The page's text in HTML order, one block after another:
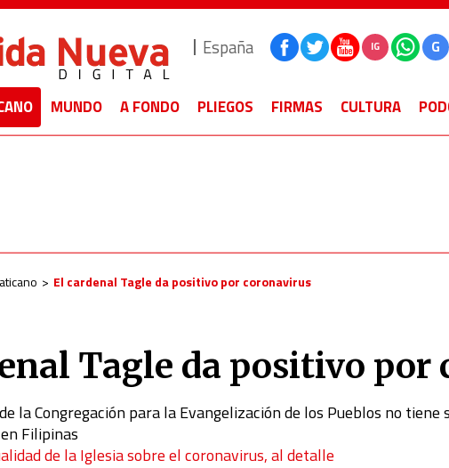
España IG G
MUNDO A FONDO PLIEGOS FIRMAS CULTURA
El cardenal Tagle da positivo por coronavirus
Tagle da positivo por
la Congregación para la Evangelización de los Pueblos no tiene
Filipinas
de la Iglesia sobre el coronavirus, al detalle